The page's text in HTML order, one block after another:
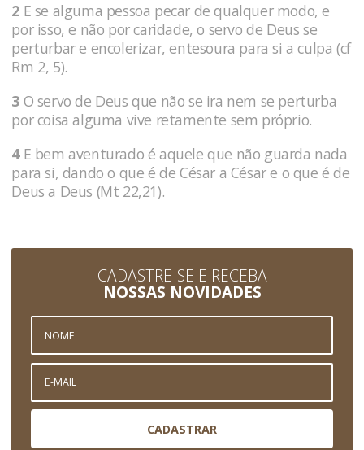
2 E se alguma pessoa pecar de qualquer modo, e
por isso, e não por caridade, o servo de Deus se
perturbar e encolerizar, entesoura para si a culpa (cf
Rm 2, 5).
3 O servo de Deus que não se ira nem se perturba
por coisa alguma vive retamente sem próprio.
4E bem aventurado é aquele que não guarda nada
para si, dando o que é de César a César e o que é de
Deus a Deus (Mt 22,21).
CADASTRE-SE E RECEBA
NOSSAS NOVIDADES
CADASTRAR